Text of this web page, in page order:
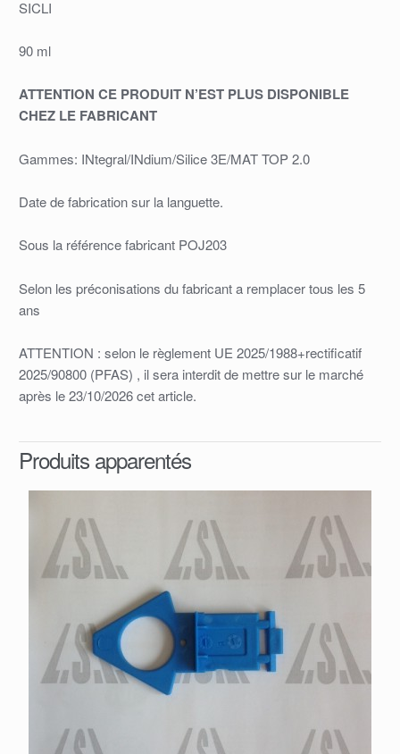
SICLI
90 ml
ATTENTION CE PRODUIT N’EST PLUS DISPONIBLE
CHEZ LE FABRICANT
Gammes: INtegral/INdium/Silice 3E/MAT TOP 2.0
Date de fabrication sur la languette.
Sous la référence fabricant POJ203
Selon les préconisations du fabricant a remplacer tous les 5
ans
ATTENTION : selon le règlement UE 2025/1988+rectificatif
2025/90800 (PFAS) , il sera interdit de mettre sur le marché
après le 23/10/2026 cet article.
Produits apparentés